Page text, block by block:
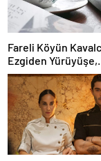
Fareli Köyün
Ezgiden Yürüyüşe,
Yürüyüşten